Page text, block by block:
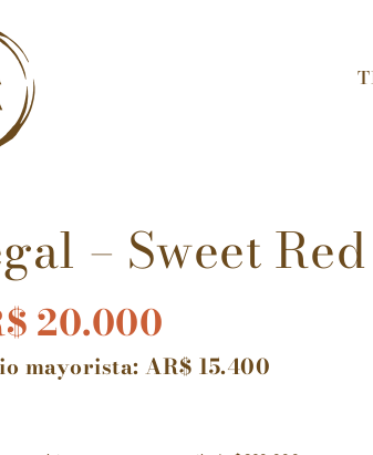
– Sweet Red
20.000
mayorista: AR$ 15.400